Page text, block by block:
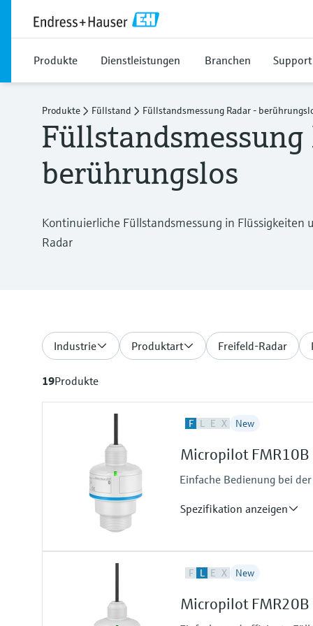
Produkte Dienstleistungen Branchen Support
Produkte Füllstand Füllstandsmessung Radar -
Füllstandsmessung
berührungslos
Kontinuierliche Füllstandsmessung in
Radar
Industrie Produktart Freifeld-Radar
19Produkte
F L E X New
Micropilot FMR10B
Einfache Bedienung bei
Spezifikation anzeigen
Genauigkeit
Feststoffe:+/- 10 mm
Prozesstemperatur
F L E X New
Micropilot FMR20B